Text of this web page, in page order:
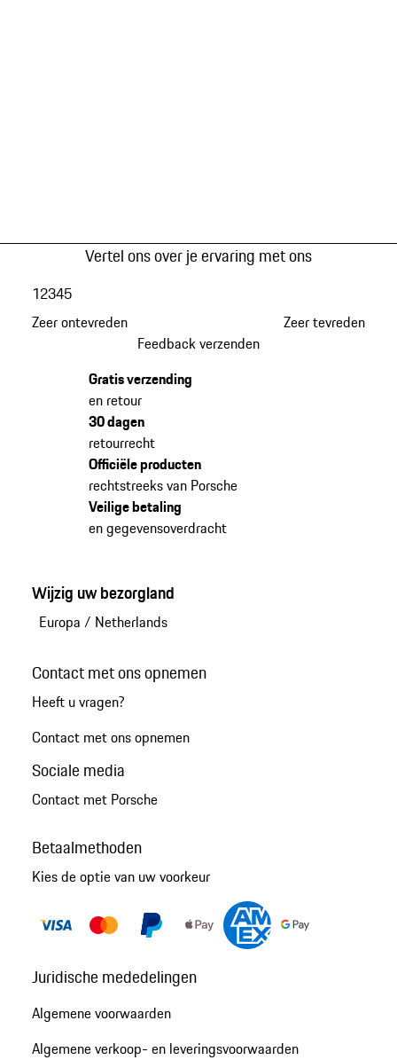
Vertel ons over je ervaring met ons
Zeer ontevreden
12345
Zeer tevreden
Feedback verzenden
Gratis verzending
en retour
30 dagen
retourrecht
Officiële producten
rechtstreeks van Porsche
Veilige betaling
en gegevensoverdracht
Wijzig uw bezorgland
Europa / Netherlands
Contact met ons opnemen
Heeft u vragen?
Contact met ons opnemen
Sociale media
Contact met Porsche
Betaalmethoden
Kies de optie van uw voorkeur
Juridische mededelingen
Algemene voorwaarden
Algemene verkoop- en leveringsvoorwaarden